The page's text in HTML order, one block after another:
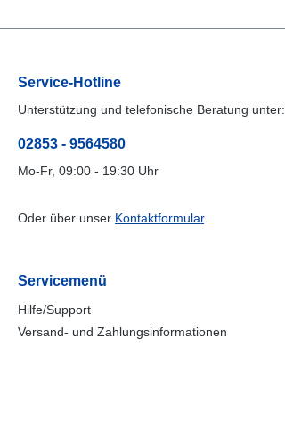
Service-Hotline
Unterstützung und telefonische Beratung unter:
02853 - 9564580
Mo-Fr, 09:00 - 19:30 Uhr
Oder über unser Kontaktformular.
Servicemenü
Hilfe/Support
Versand- und Zahlungsinformationen